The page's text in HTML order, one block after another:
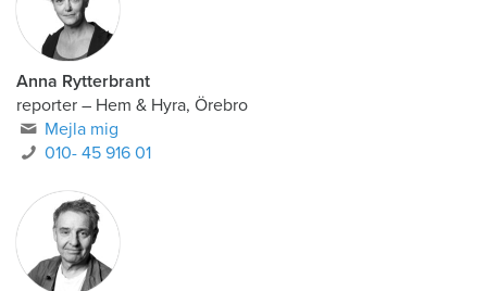
Anna Rytterbrant
reporter–Hem & Hyra, Örebro
Mejla mig